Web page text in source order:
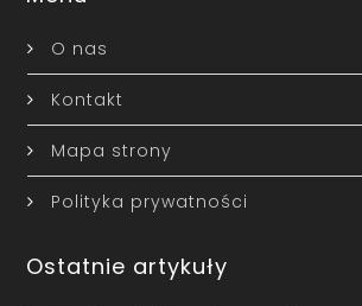
O nas
Kontakt
Mapa strony
Polityka prywatności
Ostatnie artykuły